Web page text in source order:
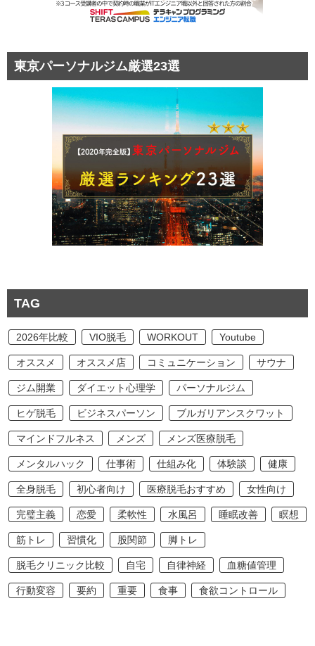
東京パーソナルジム厳選23選
TAG
2026年比較 VIO脱毛 WORKOUT Youtube
オススメ オススメ店 コミュニケーション サウナ
ジム開業 ダイエット心理学 パーソナルジム
ヒゲ脱毛 ビジネスパーソン ブルガリアンスクワット
マインドフルネス メンズ メンズ医療脱毛
メンタルハック 仕事術 仕組み化 体験談 健康
全身脱毛 初心者向け 医療脱毛おすすめ 女性向け
完璧主義 恋愛 柔軟性 水風呂 睡眠改善 瞑想
筋トレ 習慣化 股関節 脚トレ
脱毛クリニック比較 自宅 自律神経 血糖値管理
行動変容 要約 重要 食事 食欲コントロール